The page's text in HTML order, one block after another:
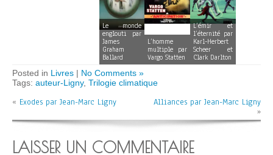
Le monde
englouti par
James
Graham
Ballard
L’homme
multiple par
Vargo Statten
L’émir et
l’éternité par
Karl-Herbert
Scheer et
Clark Darlton
Posted in Livres | No Comments »
Tags: auteur-Ligny, Trilogie climatique
« Exodes par Jean-Marc Ligny
Alliances par Jean-Marc Ligny
»
LAISSER UN COMMENTAIRE